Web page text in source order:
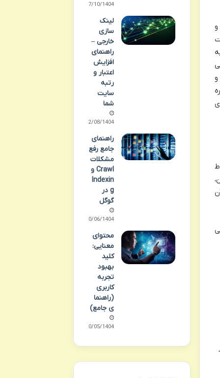
و
07/10/1404
لینک
سازی
خارجی –
راهنمای
افزایش
اعتبار و
رتبه
سایت
شما
12/08/1404
راهنمای
جامع رفع
مشکلات
Crawl و
Indexin
g در
گوگل
30/06/1404
محتوای
معنایی:
کلید
بهبود
تجربه
کاربری
(راهنما
ی جامع)
10/05/1404